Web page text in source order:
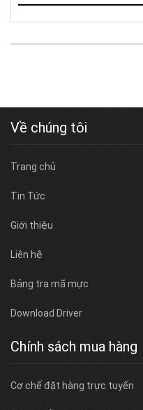
Về chúng tôi
Trang chủ
Tin Tức
Giới thiệu
Liên hệ
Bảng tra mã mực
Download Driver
Chính sách mua hàng
Cơ chế đặt hàng trực tuyến